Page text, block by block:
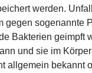
werden.
gegen sogenannte
Bakterien geimpft
und sie im
allgemein bekannt